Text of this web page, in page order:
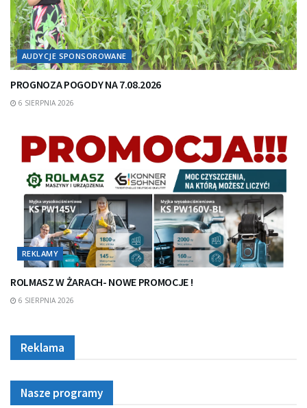
AUDYCJE SPONSOROWANE
PROGNOZA POGODY NA 7.08.2026
6 SIERPNIA 2026
REKLAMY
ROLMASZ W ŻARACH- NOWE PROMOCJE !
6 SIERPNIA 2026
Reklama
Nasze programy